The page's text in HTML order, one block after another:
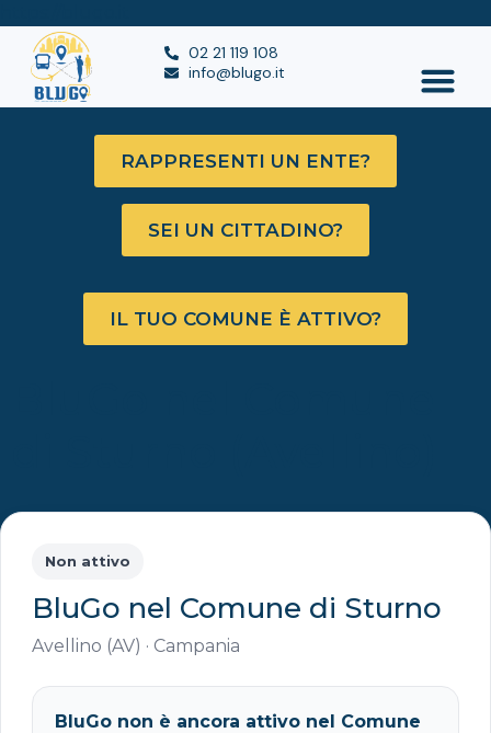
02 21 119 108
info@blugo.it
RAPPRESENTI UN ENTE?
SEI UN CITTADINO?
IL TUO COMUNE È ATTIVO?
Non attivo
BluGo nel Comune di Sturno
Avellino (AV) · Campania
BluGo non è ancora attivo nel Comune